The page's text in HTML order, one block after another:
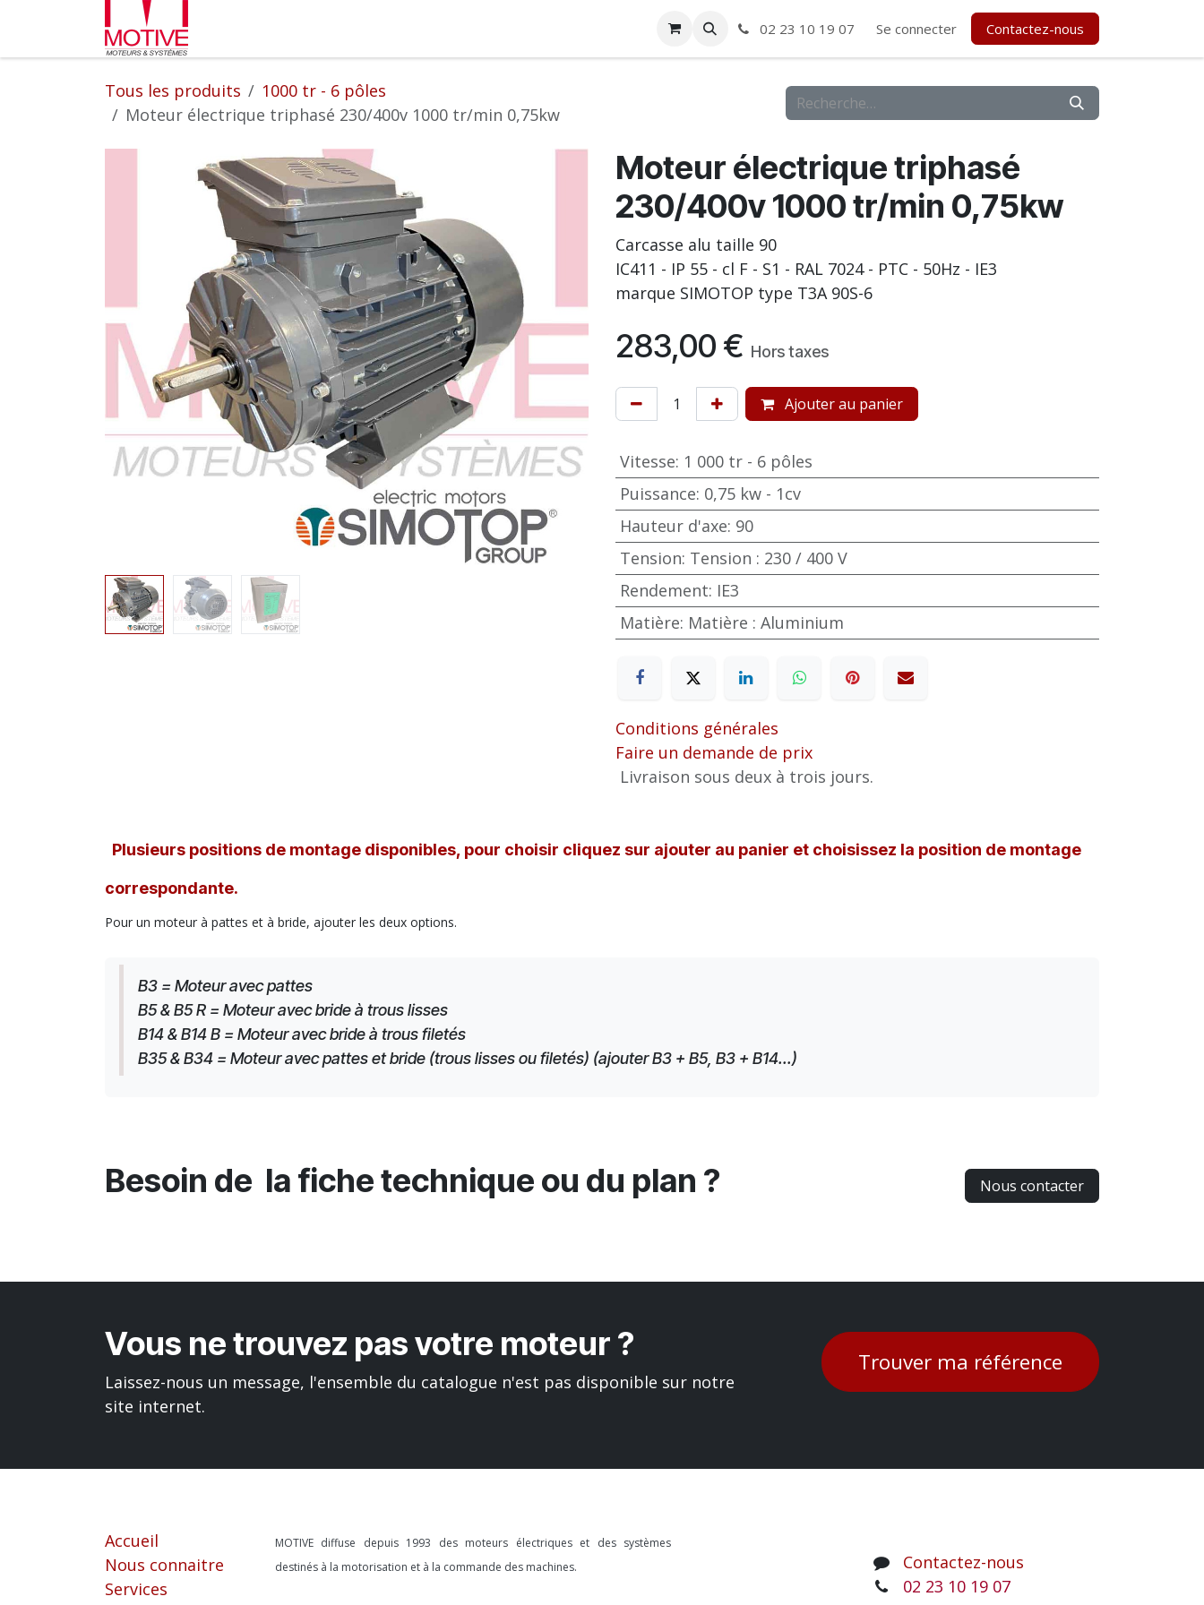
Se rendre au contenu
02 23 10 19 07 Se connecter Contactez-nous
Tous les produits
1000 tr - 6 pôles
Moteur électrique triphasé 230/400v 1000 tr/min 0,75kw
Moteur électrique triphasé
230/400v 1000 tr/min 0,75kw
Carcasse alu taille 90
IC411 - IP 55 - cl F - S1 - RAL 7024 - PTC - 50Hz - IE3
marque SIMOTOP type T3A 90S-6
283,00 € Hors taxes
Ajouter au panier
Vitesse: 1 000 tr - 6 pôles
Puissance: 0,75 kw - 1cv
Hauteur d'axe: 90
Tension: Tension : 230 / 400 V
Rendement: IE3
Matière: Matière : Aluminium
Conditions générales
Faire un demande de prix
Livraison sous deux à trois jours.
Plusieurs positions de montage disponibles, pour choisir cliquez sur ajouter au panier et choisissez la position de montage
correspondante.
Pour un moteur à pattes et à bride, ajouter les deux options.
B3 = Moteur avec pattes
B5 & B5 R = Moteur avec bride à trous lisses
B14 & B14 B = Moteur avec bride à trous filetés
B35 & B34 = Moteur avec pattes et bride (trous lisses ou filetés) (ajouter B3 + B5, B3 + B14...)
Besoin de la fiche technique ou du plan ? Nous contacter
Vous ne trouvez pas votre moteur ?
Laissez-nous un message, l'ensemble du catalogue n'est pas disponible sur notre
site internet.
Trouver ma référence
Accueil
Nous connaitre
Services
MOTIVE diffuse depuis 1993 des moteurs électriques et des systèmes
destinés à la motorisation et à la commande des machines.
Contactez-nous
02 23 10 19 07